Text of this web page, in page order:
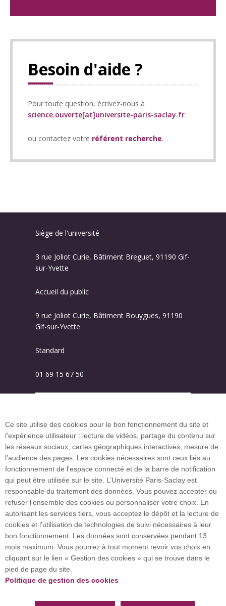
Besoin d'aide ?
Pour toute question, écrivez-nous à
science.ouverte[at]universite-paris-saclay.fr
ou contactez votre référent recherche.
Siège de l'université
3 rue Joliot Curie, Bâtiment Breguet, 91190 Gif-
sur-Yvette
Accueil du public
9 rue Joliot Curie, Bâtiment Bouygues, 91190
Gif-sur-Yvette
Standard
01 69 15 67 50
Plan du site
Investissement d’avenir (CGI)
Accueil des publics internationaux
L’Université Paris-Saclay coordonne l'Alliance
européenne EUGLOH et est membre des réseaux
européens et internationaux CESAER, EUA, EUF,
Ce site utilise des cookies pour le bon fonctionnement du site et
l’expérience utilisateur : lecture de vidéos, partage du contenu sur
les réseaux sociaux, cartes géographiques interactives, mesure de
l’audience des pages. Les cookies nécessaires sont ceux liés au
fonctionnement de l'espace connecté et de la barre de notification
qui peut être utilisée sur le site. L’Université Paris-Saclay est
responsable du traitement des données. Vous pouvez accepter ou
refuser l’ensemble des cookies ou personnaliser votre choix. En
autorisant les services tiers, vous acceptez le dépôt et la lecture de
cookies et l'utilisation de technologies de suivi nécessaires à leur
bon fonctionnement. Les données sont conservées pendant 13
mois maximum. Vous pourrez à tout moment revoir vos choix en
cliquant sur le lien « Gestion des cookies » qui se trouve dans le
pied de page du site.
Politique de gestion des cookies